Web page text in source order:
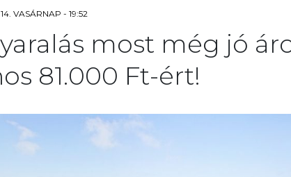
VASÁRNAP - 19:52
most még jó
81.000 Ft-ért!